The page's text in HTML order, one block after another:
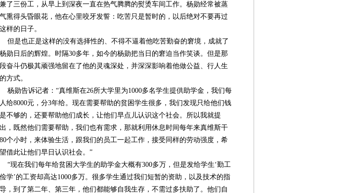
兼了三份工，从早上到深夜一直在热气腾腾的熨烫车间工作。杨勋经常被蒸
气熏得头昏眼花，他在心里咬牙发誓：吃苦只是暂时的，以后绝对不要再过
这样的日子。
但是也正是这样的没有选择性的、不得不逼着他吃苦勤奋的窘境，成就了
杨勋日后的辉煌。时隔30多年，如今的杨勋把当日的窘迫当作笑谈。但是那
段奋斗仍极其顽强地留在了他的灵魂深处，并深深影响着他做公益、行人生
的方式。
杨勋告诉记者：“真维斯在26所大学里为1000多名学生提供助学金，我们每
人给8000元，分3年给。现在需要帮助的贫困学生很多，我们发现只给他们钱
是不够的，还要帮助他们成长，让他们早点儿认识这个社会。所以我就提
出，既然他们需要帮助，我们也有需求，那就利用休息时间每年来真维斯干
80个小时，来体验生活，跟我们的员工一起工作，接受同样的劳动强度，希
望借此让他们早日认识社会。”
“现在我们每年给贫困大学生的助学金大概有300多万，但是发给学生‘勤工
俭学’的工资却高达1000多万。很多学生通过我们短暂的资助，以及技术的指
导，到了第二年、第三年，他们都能够自我生存，不需过多扶助了。他们自